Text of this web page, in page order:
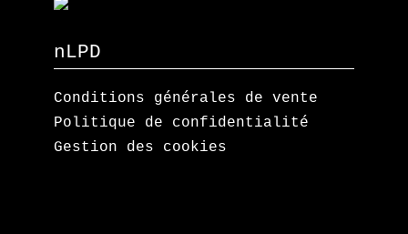
nLPD
Conditions générales de vente
Politique de confidentialité
Gestion des cookies